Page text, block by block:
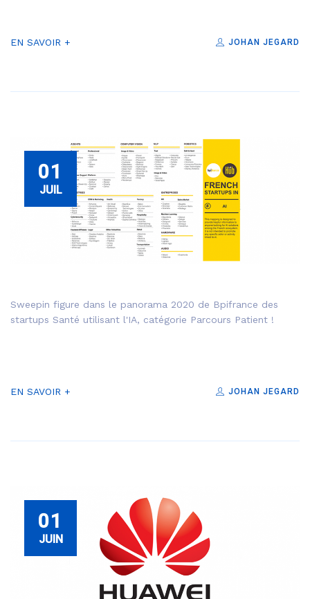
EN SAVOIR + JOHAN JEGARD
01
JUIL
Sweepin figure dans le panorama 2020 de Bpifrance des
startups Santé utilisant l'IA, catégorie Parcours Patient !
EN SAVOIR + JOHAN JEGARD
01
JUIN